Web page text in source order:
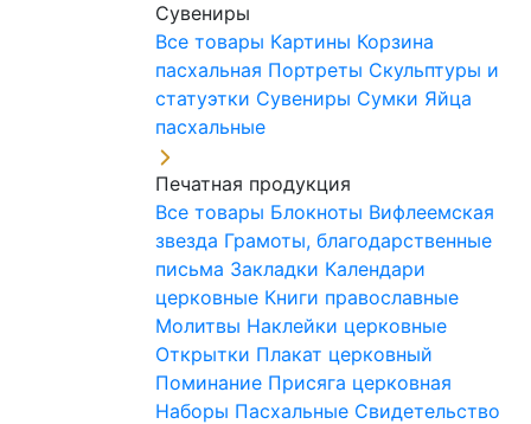
Сувениры
Все товары Картины Корзина
пасхальная Портреты Скульптуры и
статуэтки Сувениры Сумки Яйца
пасхальные
Печатная продукция
Все товары Блокноты Вифлеемская
звезда Грамоты, благодарственные
письма Закладки Календари
церковные Книги православные
Молитвы Наклейки церковные
Открытки Плакат церковный
Поминание Присяга церковная
Наборы Пасхальные Свидетельство